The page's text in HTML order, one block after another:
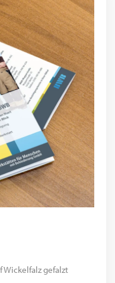
Wickelfalz gefalzt